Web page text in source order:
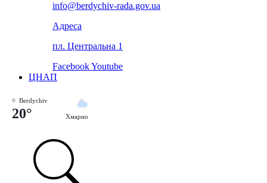
info@berdychiv-rada.gov.ua
Адреса
пл. Центральна 1
FacebookYoutube
ЦНАП
Berdychiv
20° Хмарно